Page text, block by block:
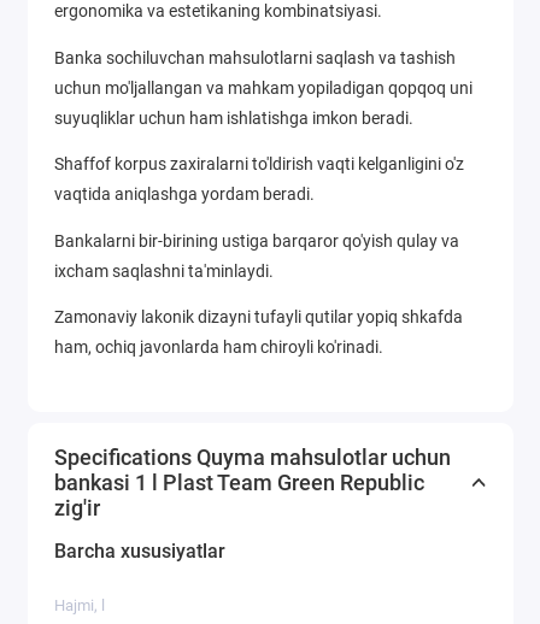
ergonomika va estetikaning kombinatsiyasi.
Banka sochiluvchan mahsulotlarni saqlash va tashish
uchun mo'ljallangan va mahkam yopiladigan qopqoq uni
suyuqliklar uchun ham ishlatishga imkon beradi.
Shaffof korpus zaxiralarni to'ldirish vaqti kelganligini o'z
vaqtida aniqlashga yordam beradi.
Bankalarni bir-birining ustiga barqaror qo'yish qulay va
ixcham saqlashni ta'minlaydi.
Zamonaviy lakonik dizayni tufayli qutilar yopiq shkafda
ham, ochiq javonlarda ham chiroyli ko'rinadi.
Specifications Quyma mahsulotlar uchun
bankasi 1 l Plast Team Green Republic
zig'ir
Barcha xususiyatlar
Hajmi, l